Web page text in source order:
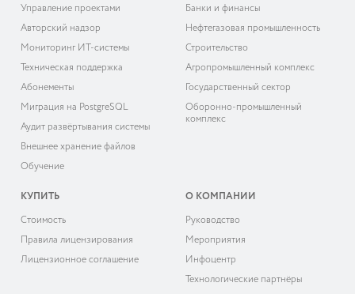
Управление проектами
Авторский надзор
Мониторинг ИТ-системы
Техническая поддержка
Абонементы
Миграция на PostgreSQL
Аудит развёртывания системы
Внешнее хранение файлов
Обучение
Банки и финансы
Нефтегазовая промышленность
Строительство
Агропромышленный комплекс
Государственный сектор
Оборонно-промышленный
комплекс
КУПИТЬ
Cтоимость
Правила лицензирования
Лицензионное соглашение
О КОМПАНИИ
Руководство
Мероприятия
Инфоцентр
Технологические партнёры